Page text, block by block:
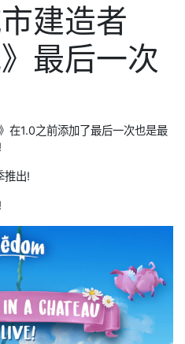
建造者
最后一次
在1.0之前添加了最后一次也是最
推出!